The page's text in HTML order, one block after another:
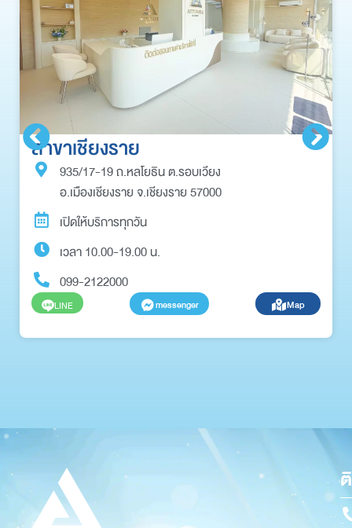
สาขาเชียงราย
935/17-19 ถ.หลโยธิน ต.รอบเวียง
อ.เมืองเชียงราย จ.เชียงราย 57000
เปิดให้บริการทุกวัน
เวลา 10.00-19.00 น.
099-2122000
LINE messenger Map